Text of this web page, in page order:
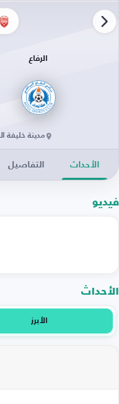
الرفاع
مدينة خليفة
الأحداث التفاصيل
فيديو
الأحداث
الأبرز